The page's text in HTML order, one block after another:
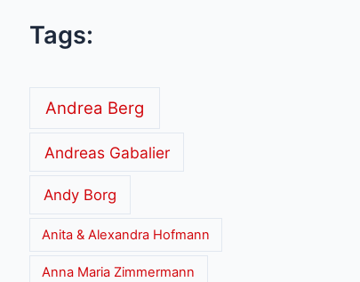
Tags:
Andrea Berg
Andreas Gabalier
Andy Borg
Anita & Alexandra Hofmann
Anna Maria Zimmermann